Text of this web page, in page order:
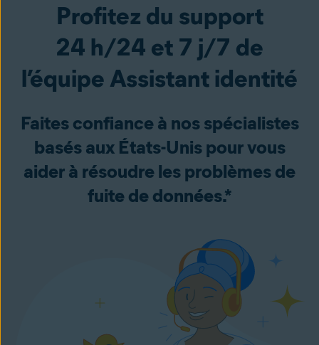
Profitez du support
24 h/24 et 7 j/7 de
l’équipe Assistant identité
Faites confiance à nos spécialistes
basés aux États-Unis pour vous
aider à résoudre les problèmes de
fuite de données.*